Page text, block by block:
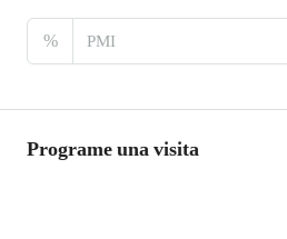
%
Programe una visita